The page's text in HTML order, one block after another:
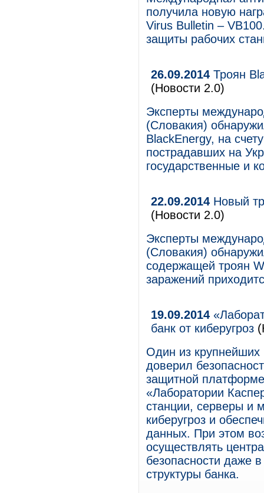
получила новую
Virus Bulletin –
защиты рабочих
26.09.2014 Троян
(Новости 2.0)
Эксперты
(Словакия)
BlackEnergy, на
пострадавших на
государственные и
22.09.2014 Новый
(Новости 2.0)
Эксперты
(Словакия)
содержащей троян
заражений
19.09.2014
банк от киберугроз
Один из крупнейших
доверил
защитной
«Лаборатории
станции, серверы и
киберугроз и
данных. При этом
осуществлять
безопасности даже
структуры банка.